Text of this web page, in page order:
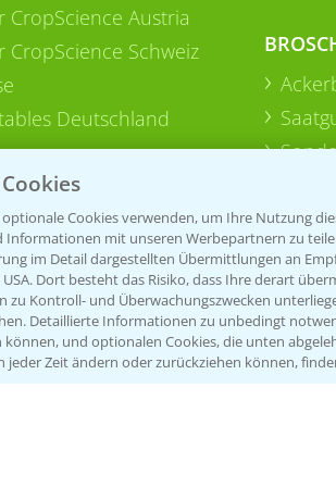
CropScience Austria
CropScience Schweiz
Deutschland
Cookies verwenden, um Ihre Nutzung
Informationen mit unseren Werbepartnern zu
im Detail dargestellten Übermittlungen an
Dort besteht das Risiko, dass Ihre derart
zu Kontroll- und Überwachungszwecken
Detaillierte Informationen zu unbedingt
und optionalen Cookies, die unten
jeder Zeit ändern oder zurückziehen können,